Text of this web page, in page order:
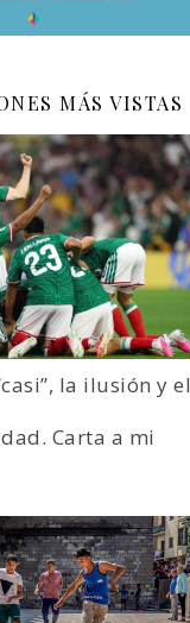
MÁS VISTAS
la ilusión y el
Carta a mi